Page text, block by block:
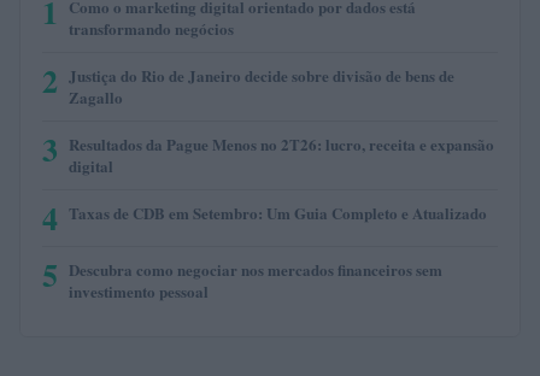
1
Como o marketing digital orientado por dados está
transformando negócios
2
Justiça do Rio de Janeiro decide sobre divisão de bens de
Zagallo
3 Resultados da Pague Menos no 2T26: lucro, receita e expansão
digital
4 Taxas de CDB em Setembro: Um Guia Completo e Atualizado
5 Descubra como negociar nos mercados financeiros sem
investimento pessoal